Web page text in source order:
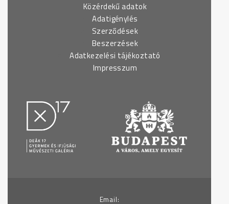
Közérdekű adatok
Adatigénylés
Szerződések
Beszerzések
Adatkezelési tájékoztató
Impresszum
Email: